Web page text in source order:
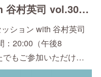
AT トークセッション with 谷村英司 vol.307（8/2）
ション with 谷村英司
20:00（午後8
もご参加いただけ…